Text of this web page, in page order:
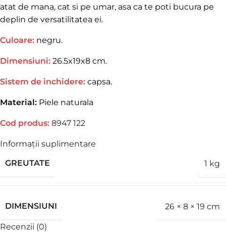
atat de mana, cat si pe umar, asa ca te poti bucura pe
deplin de versatilitatea ei.
Culoare: negru.
Dimensiuni: 26.5x19x8 cm.
Sistem de inchidere: capsa.
Material: Piele naturala
Cod produs: 8947 122
Informații suplimentare
GREUTATE
1 kg
DIMENSIUNI 26 × 8 × 19 cm
Recenzii (0)